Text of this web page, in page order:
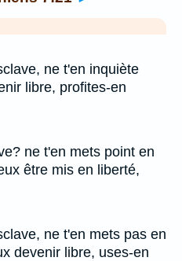
ne t'en inquiète
libre, profites-en
ne t'en mets point en
être mis en liberté,
ne t'en mets pas en
devenir libre, uses-en